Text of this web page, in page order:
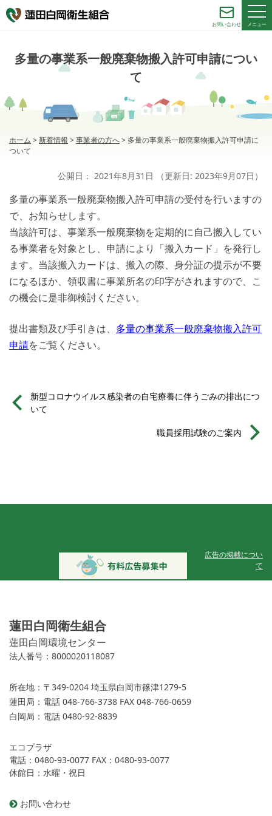
お問い合わせ メニュー
多量の事業系一般廃棄物搬入許可申請につい
て
ホーム > 新着情報 >事業者の方へ> 多量の事業系一般廃棄物搬入許可申請に
ついて
公開日： 2021年8月31日 （更新日: 2023年9月07日 ）
多量の事業系一般廃棄物搬入許可申請の受付を行いますの
で、お知らせします。
当該許可は、事業系一般廃棄物を定期的に自己搬入してい
る事業者を対象とし、申請により「搬入カード」を発行し
ます。当該搬入カードは、搬入の際、身分証の提示が不要
になるほか、領収書に事業所名の印字がされますので、こ
の機会に是非御検討ください。
提出書類及び手引きは、 多量の事業系一般廃棄物搬入許可
申請をご覧ください。
新型コロナウイルス感染者の自宅療養に伴うごみの排出につ
いて
職員採用試験のご案内
広告の掲載につい
て
蓮田白岡衛生組合
蓮田白岡環境センター
法人番号：8000020118087
所在地： 〒349-0204 埼玉県白岡市篠津1279-5
蓮田局： 電話 048-766-3738 FAX 048-766-0659
白岡局： 電話 0480-92-8839
エコプラザ
電話：0480-93-0077 FAX：0480-93-0077
休館日：水曜・祝日
お問い合わせ